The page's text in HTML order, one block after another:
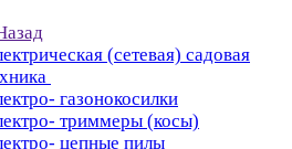
(сетевая) садовая
газонокосилки
триммеры (косы)
цепные пилы